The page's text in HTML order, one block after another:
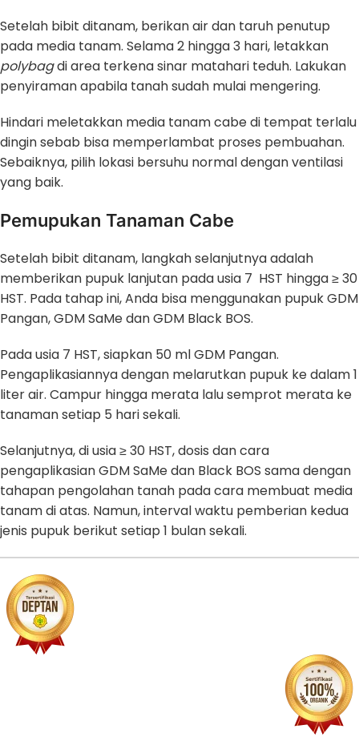
Setelah bibit ditanam, berikan air dan taruh penutup
pada media tanam. Selama 2 hingga 3 hari, letakkan
polybagdi area terkena sinar matahari teduh. Lakukan
penyiraman apabila tanah sudah mulai mengering.
Hindari meletakkan media tanam cabe di tempat terlalu
dingin sebab bisa memperlambat proses pembuahan.
Sebaiknya, pilih lokasi bersuhu normal dengan ventilasi
yang baik.
Pemupukan Tanaman Cabe
Setelah bibit ditanam, langkah selanjutnya adalah
memberikan pupuk lanjutan pada usia 7 HST hingga ≥ 30
HST. Pada tahap ini, Anda bisa menggunakan pupuk GDM
Pangan, GDM SaMe dan GDM Black BOS.
Pada usia 7 HST, siapkan 50 ml GDM Pangan.
Pengaplikasiannya dengan melarutkan pupuk ke dalam 1
liter air. Campur hingga merata lalu semprot merata ke
tanaman setiap 5 hari sekali.
Selanjutnya, di usia ≥ 30 HST, dosis dan cara
pengaplikasian GDM SaMe dan Black BOS sama dengan
tahapan pengolahan tanah pada cara membuat media
tanam di atas. Namun, interval waktu pemberian kedua
jenis pupuk berikut setiap 1 bulan sekali.